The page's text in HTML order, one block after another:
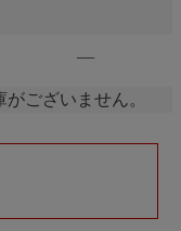
—
ございません。